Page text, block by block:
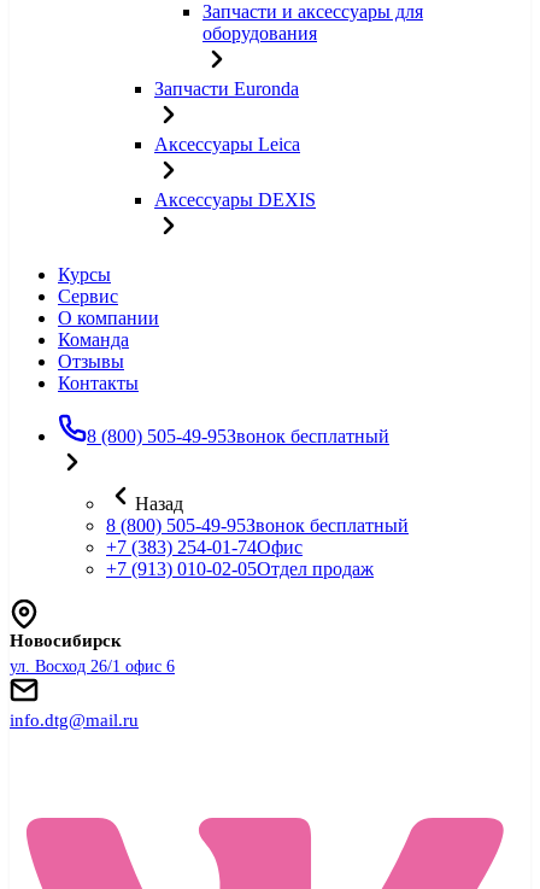
Запчасти и аксессуары для
оборудования
Запчасти Euronda
Аксессуары Leica
Аксессуары DEXIS
Курсы
Сервис
О компании
Команда
Отзывы
Контакты
8 (800) 505-49-95Звонок бесплатный
Назад
8 (800) 505-49-95Звонок бесплатный
+7 (383) 254-01-74Офис
+7 (913) 010-02-05Отдел продаж
Новосибирск
ул. Восход 26/1 офис 6
info.dtg@mail.ru